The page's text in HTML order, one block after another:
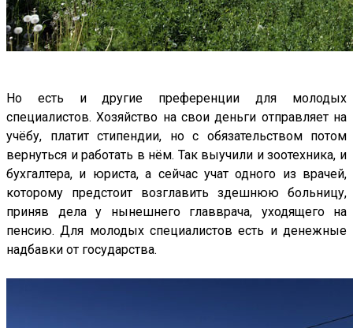
Но есть и другие преференции для молодых
специалистов. Хозяйство на свои деньги отправляет на
учёбу, платит стипендии, но с обязательством потом
вернуться и работать в нём. Так выучили и зоотехника, и
бухгалтера, и юриста, а сейчас учат одного из врачей,
которому предстоит возглавить здешнюю больницу,
приняв дела у нынешнего главврача, уходящего на
пенсию. Для молодых специалистов есть и денежные
надбавки от государства.